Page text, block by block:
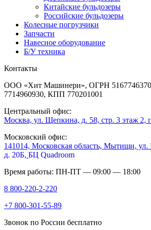
Китайские бульдозеры
Российские бульдозеры
Колесные погрузчики
Запчасти
Навесное оборудование
Б/У техника
Контакты
ООО «Хит Машинери», ОГРН
7714960930, КПП 770201001
Центральный офис:
Москва, ул. Щепкина, д. 58, стр. 3 этаж 2,
Московский офис:
141014, Московская область, Мытищи, ул.
д. 20Б, БЦ Quadroom
Время работы: ПН-ПТ — 09:00 — 18:00
8 800-220-2-220
+7 800-301-55-89
Звонок по России бесплатно